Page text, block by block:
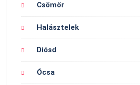
Csömör
Halásztelek
Diósd
Ócsa